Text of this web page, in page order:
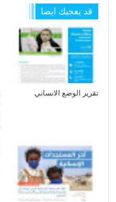
قد يعجبك ايضا
تقرير الوضع الانساني